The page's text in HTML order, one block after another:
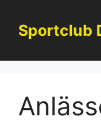
Inhalt
springen
Sportclub